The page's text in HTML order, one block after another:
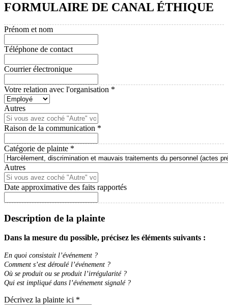
FORMULAIRE DE CANAL ÉTHIQUE
Prénom et nom
Téléphone de contact
Courrier électronique
Votre relation avec l'organisation *
Autres
Raison de la communication *
Catégorie de plainte *
Autres
Date approximative des faits rapportés
Description de la plainte
Dans la mesure du possible, précisez les éléments suivants :
En quoi consistait l’événement ?
Comment s’est déroulé l’événement ?
Où se produit ou se produit l’irrégularité ?
Qui est impliqué dans l’événement signalé ?
Décrivez la plainte ici *